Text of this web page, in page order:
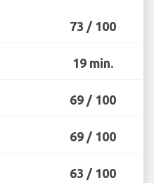
73 / 100
19 min.
69 / 100
69 / 100
63 / 100